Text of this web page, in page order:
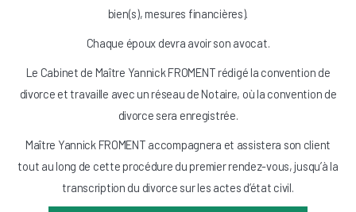
bien(s), mesures financières).
Chaque époux devra avoir son avocat.
Le Cabinet de Maître Yannick FROMENT rédigé la convention de
divorce et travaille avec un réseau de Notaire, où la convention de
divorce sera enregistrée.
Maître Yannick FROMENT accompagnera et assistera son client
tout au long de cette procédure du premier rendez-vous, jusqu’à la
transcription du divorce sur les actes d’état civil.